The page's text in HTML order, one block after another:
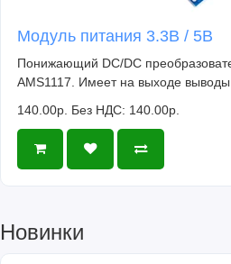
Модуль питания 3.3В / 5В
Понижающий DC/DC
AMS1117. Имеет на выходе
140.00р. Без НДС: 140.00р.
Новинки